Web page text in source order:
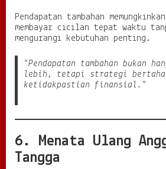
Pendapatan tambahan
membayar cicilan tepat waktu
mengurangi kebutuhan penting.
“Pendapatan tambahan bukan
lebih, tetapi strategi bertahan
ketidakpastian finansial.”
6. Menata Ulang
Tangga